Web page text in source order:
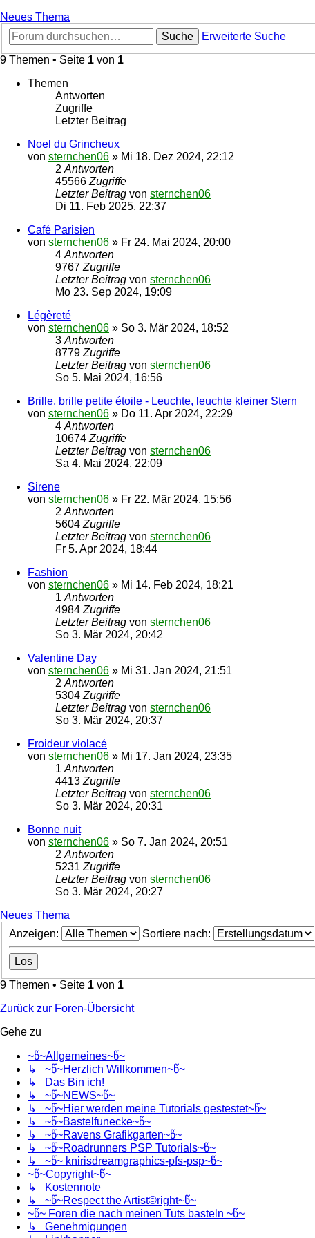
Neues Thema
Suche
Erweiterte Suche
9 Themen • Seite 1 von 1
Themen
Antworten
Zugriffe
Letzter Beitrag
Noel du Grincheux
von sternchen06 » Mi 18. Dez 2024, 22:12
2 Antworten
45566 Zugriffe
Letzter Beitrag von sternchen06
Di 11. Feb 2025, 22:37
Café Parisien
von sternchen06 » Fr 24. Mai 2024, 20:00
4 Antworten
9767 Zugriffe
Letzter Beitrag von sternchen06
Mo 23. Sep 2024, 19:09
Légèreté
von sternchen06 » So 3. Mär 2024, 18:52
3 Antworten
8779 Zugriffe
Letzter Beitrag von sternchen06
So 5. Mai 2024, 16:56
Brille, brille petite étoile - Leuchte, leuchte kleiner Stern
von sternchen06 » Do 11. Apr 2024, 22:29
4 Antworten
10674 Zugriffe
Letzter Beitrag von sternchen06
Sa 4. Mai 2024, 22:09
Sirene
von sternchen06 » Fr 22. Mär 2024, 15:56
2 Antworten
5604 Zugriffe
Letzter Beitrag von sternchen06
Fr 5. Apr 2024, 18:44
Fashion
von sternchen06 » Mi 14. Feb 2024, 18:21
1 Antworten
4984 Zugriffe
Letzter Beitrag von sternchen06
So 3. Mär 2024, 20:42
Valentine Day
von sternchen06 » Mi 31. Jan 2024, 21:51
2 Antworten
5304 Zugriffe
Letzter Beitrag von sternchen06
So 3. Mär 2024, 20:37
Froideur violacé
von sternchen06 » Mi 17. Jan 2024, 23:35
1 Antworten
4413 Zugriffe
Letzter Beitrag von sternchen06
So 3. Mär 2024, 20:31
Bonne nuit
von sternchen06 » So 7. Jan 2024, 20:51
2 Antworten
5231 Zugriffe
Letzter Beitrag von sternchen06
So 3. Mär 2024, 20:27
Neues Thema
Anzeigen:
Sortiere nach:
9 Themen • Seite 1 von 1
Zurück zur Foren-Übersicht
Gehe zu
~წ~Allgemeines~წ~
↳ ~წ~Herzlich Willkommen~წ~
↳ Das Bin ich!
↳ ~წ~NEWS~წ~
↳ ~წ~Hier werden meine Tutorials gestestet~წ~
↳ ~წ~Bastelfunecke~წ~
↳ ~წ~Ravens Grafikgarten~წ~
↳ ~წ~Roadrunners PSP Tutorials~წ~
↳ ~წ~ knirisdreamgraphics-pfs-psp~წ~
~წ~Copyright~წ~
↳ Kostennote
↳ ~წ~Respect the Artist©right~წ~
~წ~ Foren die nach meinen Tuts basteln ~წ~
↳ Genehmigungen